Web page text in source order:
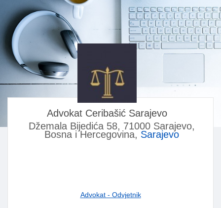
Advokat Ceribašić Sarajevo
Džemala Bijedića 58, 71000 Sarajevo,
Bosna i Hercegovina, Sarajevo
Advokat - Odvjetnik